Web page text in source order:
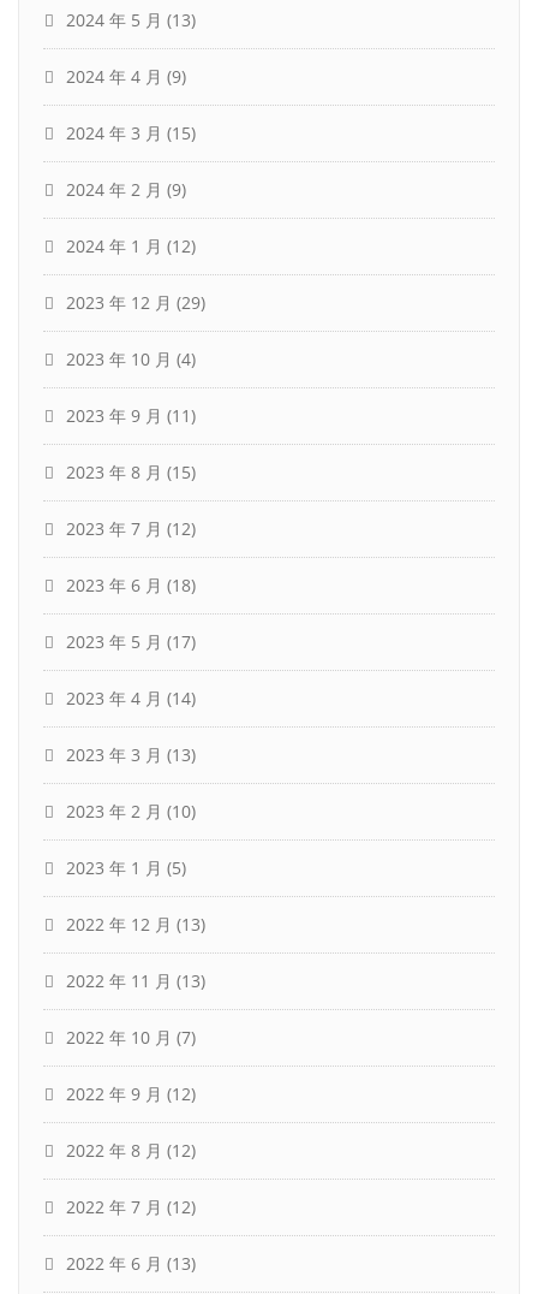
2024 年 5 月 (13)
2024 年 4 月 (9)
2024 年 3 月 (15)
2024 年 2 月 (9)
2024 年 1 月 (12)
2023 年 12 月 (29)
2023 年 10 月 (4)
2023 年 9 月 (11)
2023 年 8 月 (15)
2023 年 7 月 (12)
2023 年 6 月 (18)
2023 年 5 月 (17)
2023 年 4 月 (14)
2023 年 3 月 (13)
2023 年 2 月 (10)
2023 年 1 月 (5)
2022 年 12 月 (13)
2022 年 11 月 (13)
2022 年 10 月 (7)
2022 年 9 月 (12)
2022 年 8 月 (12)
2022 年 7 月 (12)
2022 年 6 月 (13)